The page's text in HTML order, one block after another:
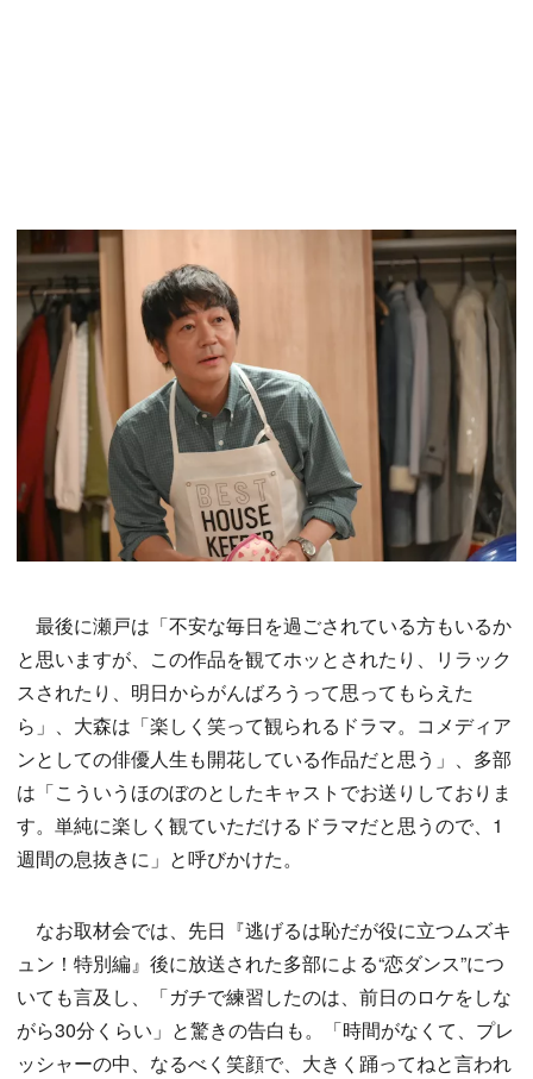
最後に瀬戸は「不安な毎日を過ごされている方もいるか
と思いますが、この作品を観てホッとされたり、リラック
スされたり、明日からがんばろうって思ってもらえた
ら」、大森は「楽しく笑って観られるドラマ。コメディア
ンとしての俳優人生も開花している作品だと思う」、多部
は「こういうほのぼのとしたキャストでお送りしておりま
す。単純に楽しく観ていただけるドラマだと思うので、1
週間の息抜きに」と呼びかけた。
なお取材会では、先日『逃げるは恥だが役に立つムズキ
ュン！特別編』後に放送された多部による“恋ダンス”につ
いても言及し、「ガチで練習したのは、前日のロケをしな
がら30分くらい」と驚きの告白も。「時間がなくて、プレ
ッシャーの中、なるべく笑顔で、大きく踊ってねと言われ